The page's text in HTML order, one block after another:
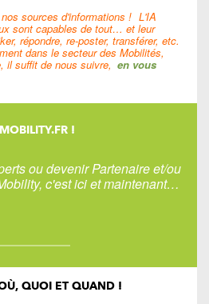
sources d'informations ! L'IA
sont capables de tout… et leur
répondre, re-poster, transférer, etc.
dans le secteur des Mobilités,
il suffit de nous suivre, en vous
!
ou devenir Partenaire et/ou
c'est ici et maintenant…
QUOI ET QUAND !